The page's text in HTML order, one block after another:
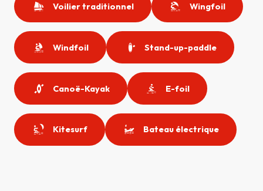
Voilier traditionnel Wingfoil
Windfoil Stand-up-paddle
Canoë-Kayak E-foil
Kitesurf Bateau électrique